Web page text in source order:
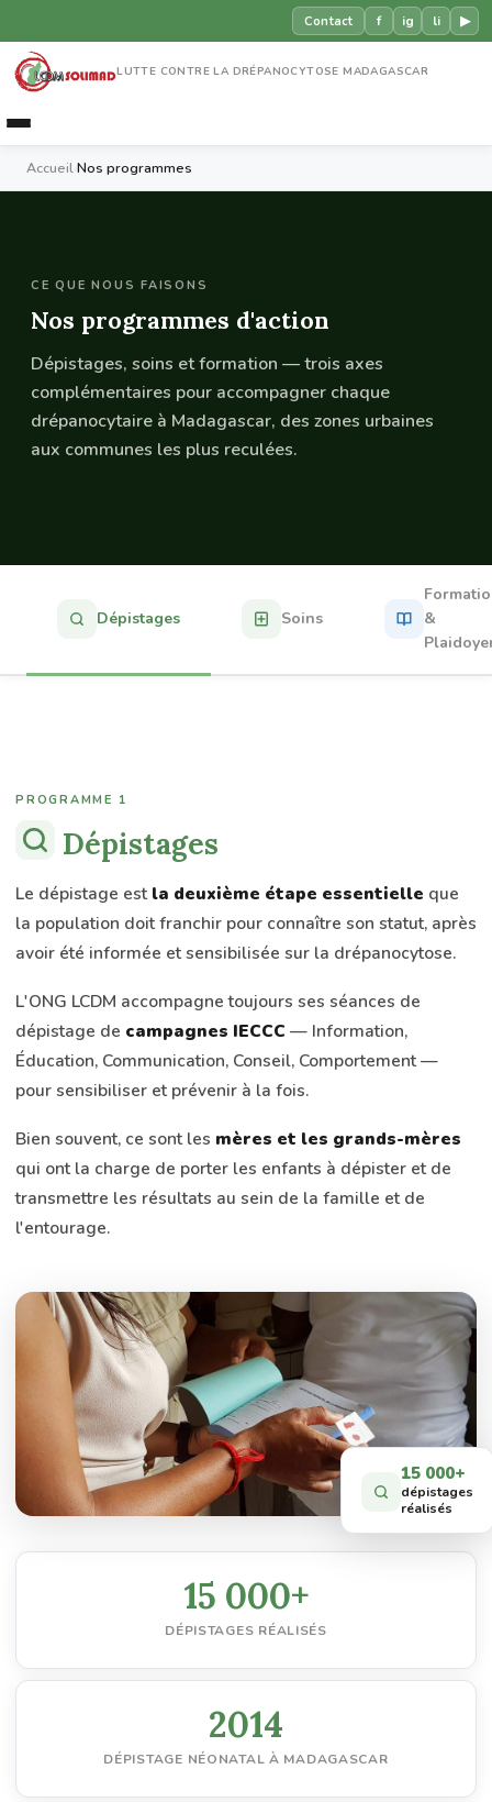
Contact f ig li ▶
LUTTE CONTRE LA DRÉPANOCYTOSE MADAGASCAR
AccueilNos programmes
CE QUE NOUS FAISONS
Nos programmes d'action
Dépistages, soins et formation — trois axes
complémentaires pour accompagner chaque
drépanocytaire à Madagascar, des zones urbaines
aux communes les plus reculées.
Dépistages Soins
&
PROGRAMME 1
Dépistages
Le dépistage estla deuxième étape essentielle que
la population doit franchir pour connaître son statut, après
avoir été informée et sensibilisée sur la drépanocytose.
L'ONG LCDM accompagne toujours ses séances de
dépistage de campagnes IECCC — Information,
Éducation, Communication, Conseil, Comportement —
pour sensibiliser et prévenir à la fois.
Bien souvent, ce sont les mères et les grands-mères
qui ont la charge de porter les enfants à dépister et de
transmettre les résultats au sein de la famille et de
l'entourage.
15 000+
dépistages
réalisés
15 000+
DÉPISTAGES RÉALISÉS
2014
DÉPISTAGE NÉONATAL À MADAGASCAR